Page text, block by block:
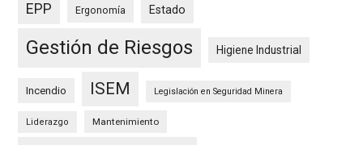
EPP Ergonomía Estado
Gestión de Riesgos Higiene Industrial
Incendio ISEM Legislación en Seguridad Minera
Liderazgo Mantenimiento